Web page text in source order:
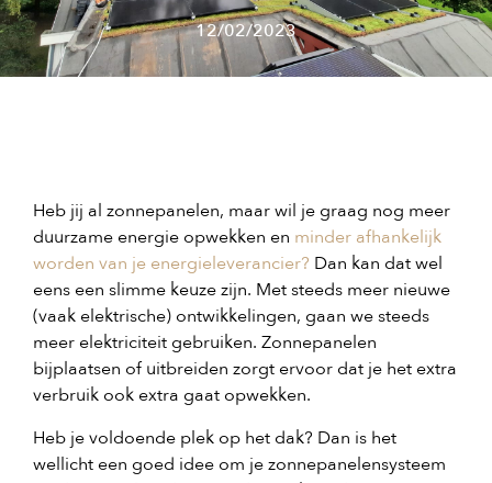
12/02/2023
Heb jij al zonnepanelen, maar wil je graag nog meer
duurzame energie opwekken en minder afhankelijk
worden van je energieleverancier? Dan kan dat wel
eens een slimme keuze zijn. Met steeds meer nieuwe
(vaak elektrische) ontwikkelingen, gaan we steeds
meer elektriciteit gebruiken. Zonnepanelen
bijplaatsen of uitbreiden zorgt ervoor dat je het extra
verbruik ook extra gaat opwekken.
Heb je voldoende plek op het dak? Dan is het
wellicht een goed idee om je zonnepanelensysteem